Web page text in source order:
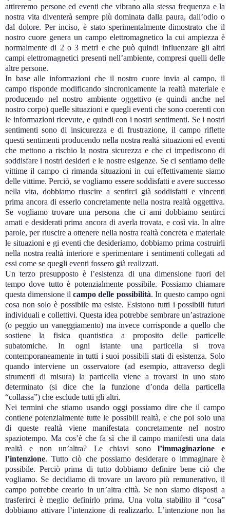
attireremo persone ed eventi che vibrano alla stessa frequenza e la
nostra vita diventerà sempre più dominata dalla paura, dall’odio o
dal dolore. Per inciso, è stato sperimentalmente dimostrato che il
nostro cuore genera un campo elettromagnetico la cui ampiezza è
normalmente di 2 o 3 metri e che può quindi influenzare gli altri
campi elettromagnetici presenti nell’ambiente, compresi quelli delle
altre persone.
In base alle informazioni che il nostro cuore invia al campo, il
campo risponde modificando sincronicamente la realtà materiale e
producendo nel nostro ambiente oggettivo (e quindi anche nel
nostro corpo) quelle situazioni e quegli eventi che sono coerenti con
le informazioni ricevute, e quindi con i nostri sentimenti. Se i nostri
sentimenti sono di insicurezza e di frustrazione, il campo riflette
questi sentimenti producendo nella nostra realtà situazioni ed eventi
che mettono a rischio la nostra sicurezza e che ci impediscono di
soddisfare i nostri desideri e le nostre esigenze. Se ci sentiamo delle
vittime il campo ci rimanda situazioni in cui effettivamente siamo
delle vittime. Perciò, se vogliamo essere soddisfatti e avere successo
nella vita, dobbiamo riuscire a sentirci già soddisfatti e vincenti
prima ancora di esserlo concretamente nella nostra realtà oggettiva.
Se vogliamo trovare una persona che ci ami dobbiamo sentirci
amati e desiderati prima ancora di averla trovata, e così via. In altre
parole, per riuscire a ottenere nella nostra realtà concreta e materiale
le situazioni e gi eventi che desideriamo, dobbiamo prima costruirli
nella nostra realtà interiore e sperimentare i sentimenti collegati ad
essi come se quegli eventi fossero già realizzati.
Un terzo presupposto è l’esistenza di una dimensione fuori del
tempo dove tutto è potenzialmente possibile. Possiamo chiamare
questa dimensione ilcampo delle possibilità. In questo campo ogni
cosa non solo è possibile ma esiste. Esistono tutti i possibili futuri
individuali e collettivi. Questa idea potrebbe sembrare un’astrazione
(o peggio un vaneggiamento) ma invece corrisponde a quello che
sostiene la fisica quantistica a proposito delle particelle
subatomiche. In ogni istante una particella si trova
contemporaneamente in tutti i suoi possibili stati di esistenza. Solo
quando interviene un osservatore (ad esempio, attraverso degli
strumenti di misura) la particella viene a trovarsi in uno stato
determinato (si dice che la funzione d’onda della particella
“collassa”) che esclude tutti gli altri.
Nei termini che stiamo usando oggi possiamo dire che il campo
contiene potenzialmente tutte le possibili realtà, e che poi solo una
di queste realtà viene manifestata concretamente nel nostro
spaziotempo. Ma cos’è che fa sì che il campo manifesti una data
realtà e non un’altra? Le chiavi sono l’immaginazione e
l’intenzione. Tutto ciò che possiamo desiderare o immaginare è
possibile. Perciò prima di tutto dobbiamo definire bene ciò che
vogliamo. Se decidiamo di trovare un lavoro più remunerativo, il
campo potrebbe crearlo in un’altra città. Se non siamo disposti a
trasferirci è meglio definirlo prima. Una volta stabilito il “cosa”
dobbiamo attivare l’intenzione di realizzarlo. L’intenzione non ha